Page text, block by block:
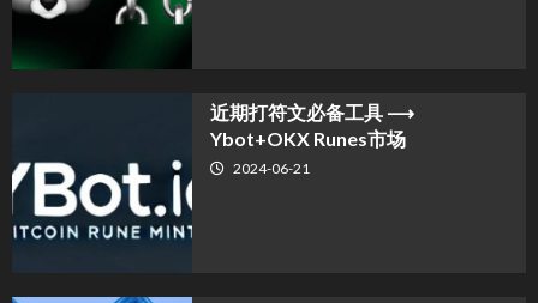
近期打符文必备工具 ⟶
Ybot+OKX Runes市场
2024-06-21